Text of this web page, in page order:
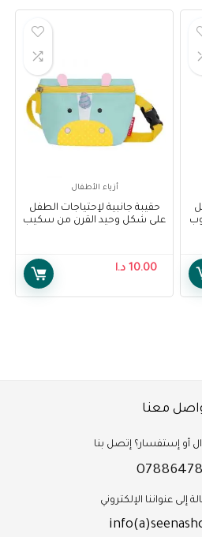
أزياء الأطفال
حقيبة جانبية لإحتياجات الطفل
على شكل وحيد القرن من سكيب
10.00 د.ا
معنا
أو إستفسار؟ إتصل بنا
إلى عنواننا الإلكتروني